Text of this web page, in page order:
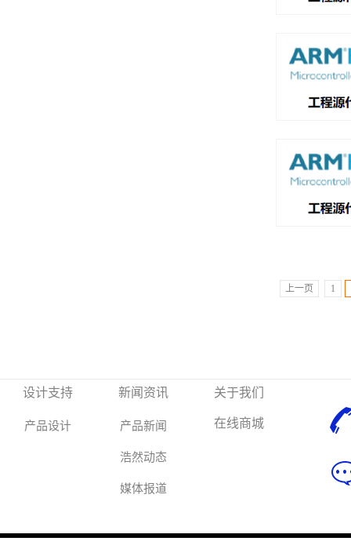
上一页 1
设计支持
产品设计
新闻资讯
产品新闻
浩然动态
媒体报道
关于我们
在线商城